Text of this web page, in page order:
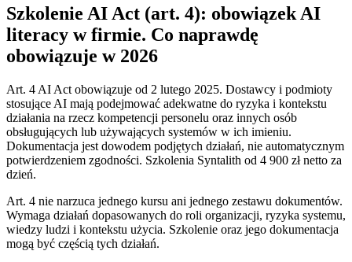
Szkolenie AI Act (art. 4): obowiązek AI
literacy w firmie. Co naprawdę
obowiązuje w 2026
Art. 4 AI Act obowiązuje od 2 lutego 2025. Dostawcy i podmioty
stosujące AI mają podejmować adekwatne do ryzyka i kontekstu
działania na rzecz kompetencji personelu oraz innych osób
obsługujących lub używających systemów w ich imieniu.
Dokumentacja jest dowodem podjętych działań, nie automatycznym
potwierdzeniem zgodności. Szkolenia Syntalith od 4 900 zł netto za
dzień.
Art. 4 nie narzuca jednego kursu ani jednego zestawu dokumentów.
Wymaga działań dopasowanych do roli organizacji, ryzyka systemu,
wiedzy ludzi i kontekstu użycia. Szkolenie oraz jego dokumentacja
mogą być częścią tych działań.